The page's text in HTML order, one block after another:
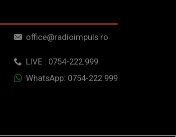
office@radioimpuls.ro
LIVE : 0754-222.999
WhatsApp: 0754-222.999